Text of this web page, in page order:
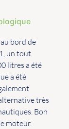
bord de
un tout
litres a été
a été
très
Bon
moteur.